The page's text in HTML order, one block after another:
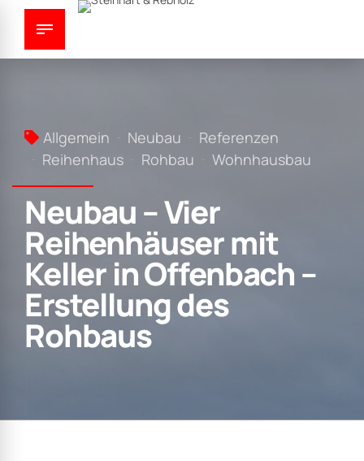
Allgemein Neubau
Referenzen
Reihenhaus
Rohbau Wohnhausbau
Neubau – Vier
Reihenhäuser mit
Keller in Offenbach –
Erstellung des
Rohbaus